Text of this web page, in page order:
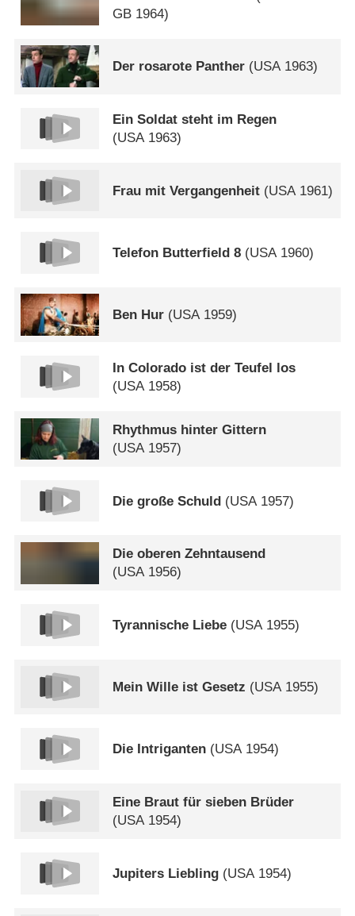
GB 1964)
Der rosarote Panther (USA1963)
Ein Soldat steht im Regen
(USA1963)
Frau mit Vergangenheit (USA 1961)
Telefon Butterfield 8 (USA 1960)
Ben Hur (USA1959)
In Colorado ist der Teufel los
(USA 1958)
Rhythmus hinter Gittern
(USA1957)
Die große Schuld (USA 1957)
Die oberen Zehntausend
(USA1956)
Tyrannische Liebe (USA1955)
Mein Wille ist Gesetz (USA1955)
Die Intriganten (USA1954)
Eine Braut für sieben Brüder
(USA1954)
Jupiters Liebling (USA 1954)